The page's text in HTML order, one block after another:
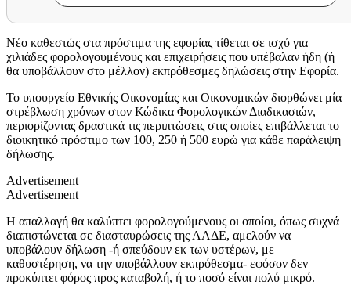
Νέο καθεστώς στα πρόστιμα της εφορίας τίθεται σε ισχύ για
χιλιάδες φορολογουμένους και επιχειρήσεις που υπέβαλαν ήδη (ή
θα υποβάλλουν στο μέλλον) εκπρόθεσμες δηλώσεις στην Eφορία.
Το υπουργείο Εθνικής Οικονομίας και Οικονομικών διορθώνει μία
στρέβλωση χρόνων στον Κώδικα Φορολογικών Διαδικασιών,
περιορίζοντας δραστικά τις περιπτώσεις στις οποίες επιβάλλεται το
διοικητικό πρόστιμο των 100, 250 ή 500 ευρώ για κάθε παράλειψη
δήλωσης.
Advertisement
Advertisement
Η απαλλαγή θα καλύπτει φορολογούμενους οι οποίοι, όπως συχνά
διαπιστώνεται σε διασταυρώσεις της ΑΑΔΕ, αμελούν να
υποβάλουν δήλωση -ή σπεύδουν εκ των υστέρων, με
καθυστέρηση, να την υποβάλλουν εκπρόθεσμα- εφόσον δεν
προκύπτει φόρος προς καταβολή, ή το ποσό είναι πολύ μικρό.